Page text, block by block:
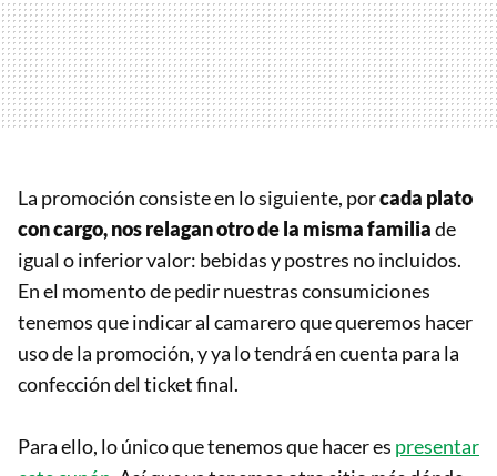
La promoción consiste en lo siguiente, porcada plato
con cargo, nos relagan otro de la misma familiade
igual o inferior valor: bebidas y postres no incluidos.
En el momento de pedir nuestras consumiciones
tenemos que indicar al camarero que queremos hacer
uso de la promoción, y ya lo tendrá en cuenta para la
confección del ticket final.
Para ello, lo único que tenemos que hacer es presentar